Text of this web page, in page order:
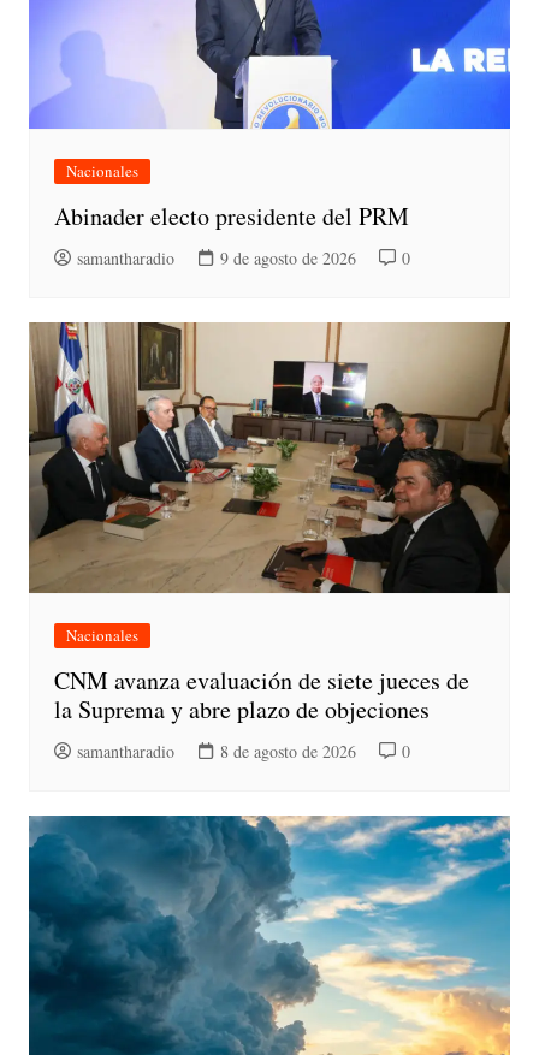
Nacionales
Abinader electo presidente del PRM
samantharadio 9 de agosto de 2026 0
Nacionales
CNM avanza evaluación de siete jueces de
la Suprema y abre plazo de objeciones
samantharadio 8 de agosto de 2026 0